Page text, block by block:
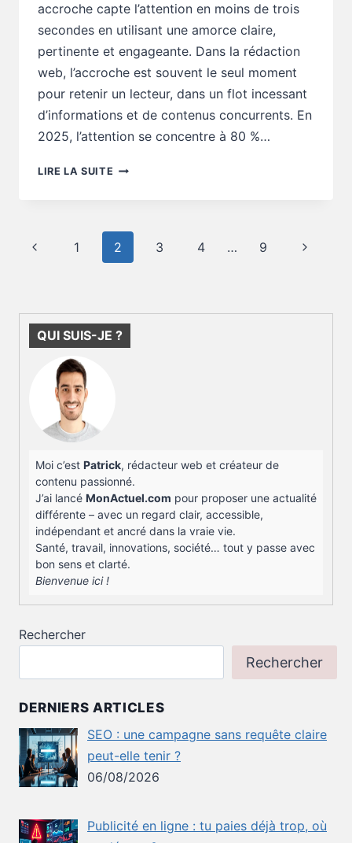
accroche capte l’attention en moins de trois
secondes en utilisant une amorce claire,
pertinente et engageante. Dans la rédaction
web, l’accroche est souvent le seul moment
pour retenir un lecteur, dans un flot incessant
d’informations et de contenus concurrents. En
2025, l’attention se concentre à 80 %…
LIRE LA SUITE RÉDACTION
POST
ACCROCHE-
T-
PASSE-
T-
IL
Navigation
Page
1 2 3 4 … 9
Page
QUI SUIS-JE ?
Moi c’est Patrick, rédacteur web et créateur de
contenu passionné.
J’ai lancé MonActuel.com pour proposer une actualité
différente – avec un regard clair, accessible,
indépendant et ancré dans la vraie vie.
Santé, travail, innovations, société… tout y passe avec
bon sens et clarté.
Bienvenue ici !
Rechercher
Rechercher
DERNIERS ARTICLES
SEO : une campagne sans requête claire
peut-elle tenir ?
06/08/2026
Publicité en ligne : tu paies déjà trop, où